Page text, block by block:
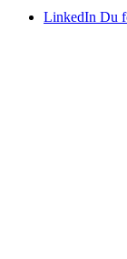
LinkedIn Du